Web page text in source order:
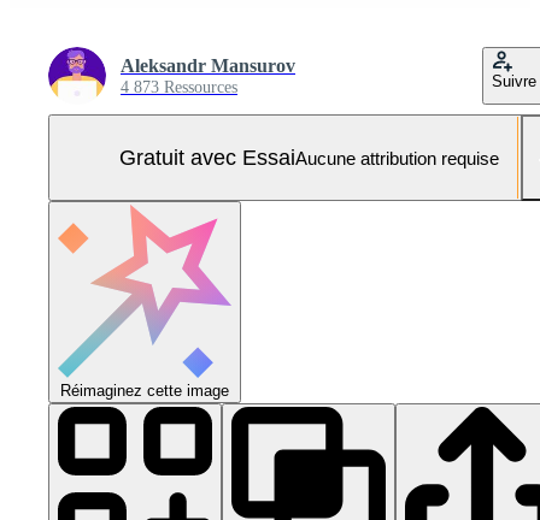
Aleksandr Mansurov
4 873 Ressources Suivre
Gratuit avec EssaiAucune attribution requise
Réimaginez cette image